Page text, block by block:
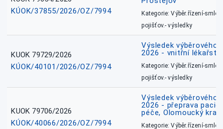
KÚOK/37855/2026/OZ/7994
Kategorie: Výběr.řízení-
pojišťov.- výsledky
KUOK 79729/2026
KÚOK/40101/2026/OZ/7994
Výsledek výběrového
2026 - vnitřní
Kategorie: Výběr.řízení-
pojišťov.- výsledky
KUOK 79706/2026
KÚOK/40066/2026/OZ/7994
Výsledek výběrového
2026 - přeprava
péče, Olomoucký kraj
Kategorie: Výběr.řízení-